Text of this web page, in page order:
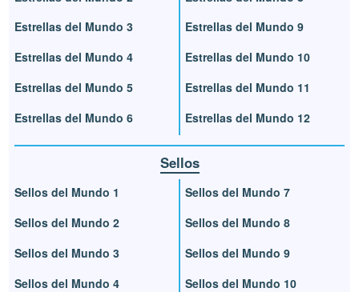
Estrellas del Mundo 3
Estrellas del Mundo 4
Estrellas del Mundo 5
Estrellas del Mundo 6
Estrellas del Mundo 9
Estrellas del Mundo 10
Estrellas del Mundo 11
Estrellas del Mundo 12
Sellos
Sellos del Mundo 1
Sellos del Mundo 2
Sellos del Mundo 3
Sellos del Mundo 4
Sellos del Mundo 7
Sellos del Mundo 8
Sellos del Mundo 9
Sellos del Mundo 10